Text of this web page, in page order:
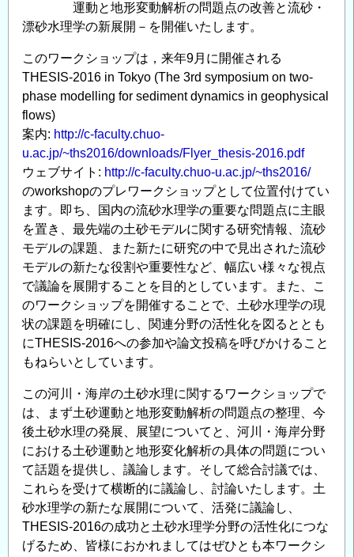
運動と地形変動解析の問題点の改善と流砂・
漂砂水理学の新展開－を開催いたします。
このワークショップは，来年9月に開催される
THESIS-2016 in Tokyo (The 3rd symposium on two-
phase modelling for sediment dynamics in geophysical
flows)
案内: http://c-faculty.chuo-
u.ac.jp/~ths2016/downloads/Flyer_thesis-2016.pdf
ウェブサイト: http://c-faculty.chuo-u.ac.jp/~ths2016/
のworkshopのプレワークショップとして位置付けてい
ます。即ち、国内の流砂水理学の重要な問題点に主眼
を置き、最先端の土砂モデルに関する研究情報、流砂
モデルの課題、また新たに研究の中で見出された流砂
モデルの新たな役割や重要性など、幅広い様々な視点
で議論を展開することを目的としています。また、こ
のワークショップを開催することで、土砂水理学の現
状の課題を明確にし、関連分野の活性化を図るととも
にTHESIS-2016への参加や論文投稿を呼びかけること
もねらいとしています。
この河川・海岸の土砂水理に関するワークショップで
は、まず土砂運動と地形変動解析の問題点の整理、今
後土砂水理の発展、展望についてと、河川・海岸分野
における土砂運動と地形変化解析の具体の問題につい
て話題を提供し、議論します。そして総合討議では、
これらを受けて横断的に議論し、討論いたします。土
砂水理学の新たな展開について、活発に議論し、
THESIS-2016の成功と土砂水理学分野の活性化につな
げるため、皆様におかれましてはぜひとも本ワークシ